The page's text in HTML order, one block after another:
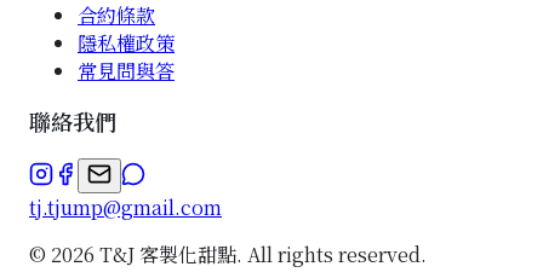
合約條款
隱私權政策
常見問與答
聯絡我們
tj.tjump@gmail.com
© 2026 T&J 客製化甜點. All rights reserved.